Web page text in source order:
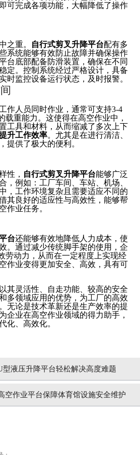
可完成各项功能，大幅降低了操作
之重。 自行式剪叉升降平台配有多
系统能够有效防止故障并确保操作
台底部配备防滑装置，确保在不同
定。控制系统经过严格设计，具备
时监控设备运行状态，及时报警。
作人员同时作业，通常可支持3-4
载重能力。这使得在高空作业中，
工具和材料，从而缩减了多次上下
升工作效率。尤其是在进行清洁、
提供了极大的便利。
性， 自行式剪叉升降平台能够广泛
，例如：工厂车间、车站、机场、
，工作环境复杂且需要适应不同的
其良好的适应性与高效性，能够帮
作业任务。
台还能够有效地降低人力成本，使
。通过减少传统脚手架的使用，企
劳动力，从而在一定程度上实现经
作业变得更加安全、高效，具有可
以其灵活性、自走功能、较高的安全
多领域应用的优势，为工厂的高效
无论是技术革新还是生产效率的提
企业在高空作业领域的得力助手，
化、高效化。
型液压升降平台轻松解决高度难题
空作业平台保障体育馆设施安全维护